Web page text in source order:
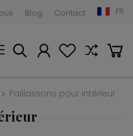
Blog Contact FR
Paillassons pour intérieur